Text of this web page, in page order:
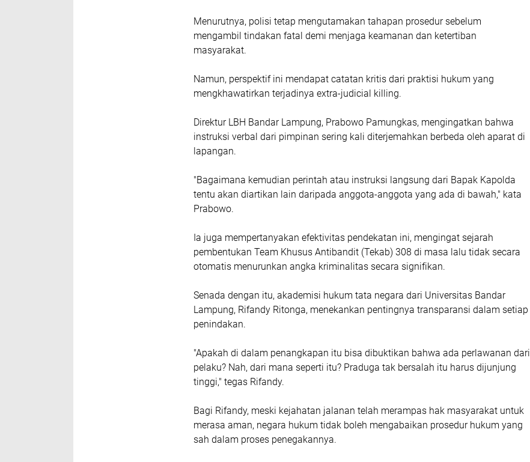
Menurutnya, polisi tetap mengutamakan tahapan prosedur sebelum
mengambil tindakan fatal demi menjaga keamanan dan ketertiban
masyarakat.
Namun, perspektif ini mendapat catatan kritis dari praktisi hukum yang
mengkhawatirkan terjadinya extra-judicial killing.
Direktur LBH Bandar Lampung, Prabowo Pamungkas, mengingatkan bahwa
instruksi verbal dari pimpinan sering kali diterjemahkan berbeda oleh aparat di
lapangan.
"Bagaimana kemudian perintah atau instruksi langsung dari Bapak Kapolda
tentu akan diartikan lain daripada anggota-anggota yang ada di bawah," kata
Prabowo.
Ia juga mempertanyakan efektivitas pendekatan ini, mengingat sejarah
pembentukan Team Khusus Antibandit (Tekab) 308 di masa lalu tidak secara
otomatis menurunkan angka kriminalitas secara signifikan.
Senada dengan itu, akademisi hukum tata negara dari Universitas Bandar
Lampung, Rifandy Ritonga, menekankan pentingnya transparansi dalam setiap
penindakan.
"Apakah di dalam penangkapan itu bisa dibuktikan bahwa ada perlawanan dari
pelaku? Nah, dari mana seperti itu? Praduga tak bersalah itu harus dijunjung
tinggi," tegas Rifandy.
Bagi Rifandy, meski kejahatan jalanan telah merampas hak masyarakat untuk
merasa aman, negara hukum tidak boleh mengabaikan prosedur hukum yang
sah dalam proses penegakannya.